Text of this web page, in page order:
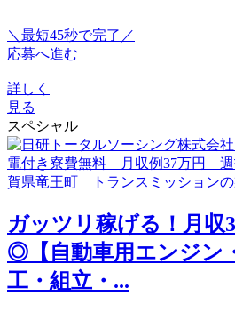
＼最短45秒で完了／
応募へ進む
詳しく
見る
スペシャル
ガッツリ稼げる！月収
◎【自動車用エンジン
工・組立・...